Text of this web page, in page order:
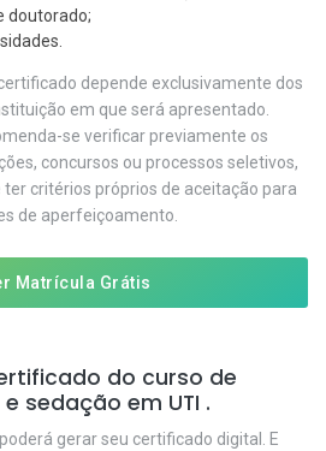
doutorado;
depende exclusivamente dos
em que será apresentado.
se verificar previamente os
concursos ou processos seletivos,
critérios próprios de aceitação para
de aperfeiçoamento.
Matrícula Grátis
do curso de
sedação em UTI .
gerar seu certificado digital. E